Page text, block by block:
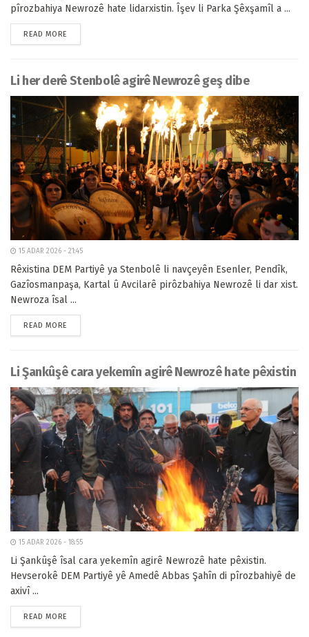
pîrozbahiya Newrozê hate lidarxistin. Îşev li Parka Şêxşamîl a ...
READ MORE
Li her derê Stenbolê agirê Newrozê geş dibe
15 ADAR 2026 - 21:45
Rêxistina DEM Partiyê ya Stenbolê li navçeyên Esenler, Pendîk,
Gazîosmanpaşa, Kartal û Avcilarê pirôzbahiya Newrozê li dar xist.
Newroza îsal ...
READ MORE
Li Şankûşê cara yekemîn agirê Newrozê hate pêxistin
15 ADAR 2026 - 18:55
Li Şankûşê îsal cara yekemîn agirê Newrozê hate pêxistin.
Hevserokê DEM Partiyê yê Amedê Abbas Şahîn di pîrozbahiyê de
axivî ...
READ MORE